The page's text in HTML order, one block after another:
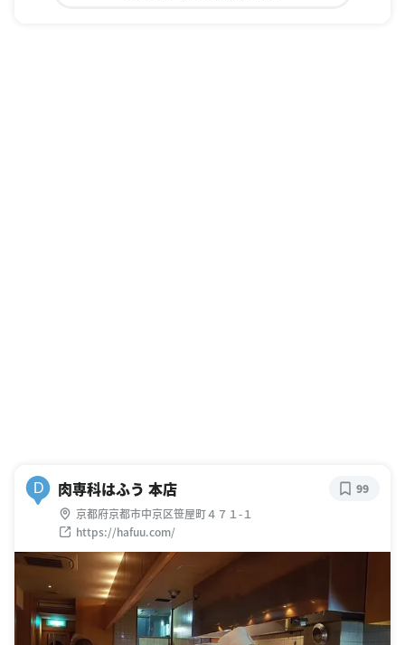
D 肉専科はふう 本店
京都府京都市中京区笹屋町４７１-１
https://hafuu.com/
99